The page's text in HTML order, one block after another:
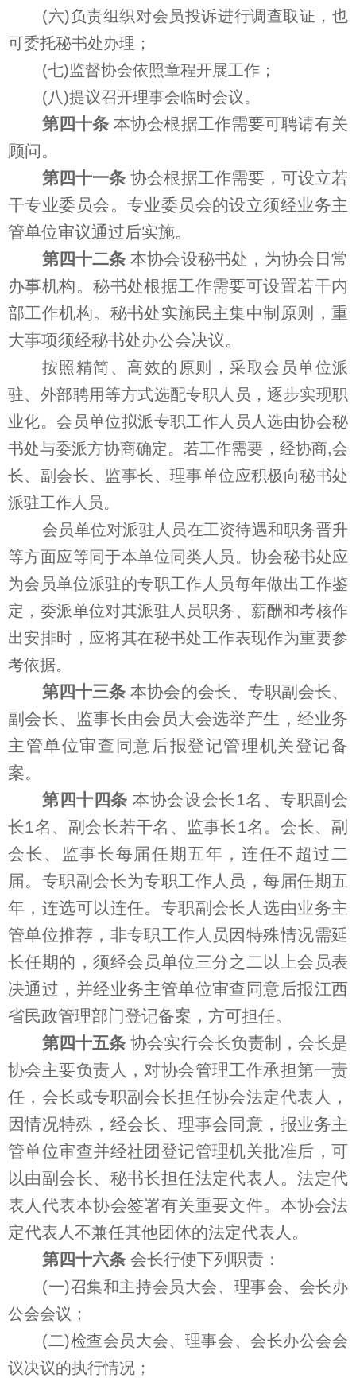
(六)负责组织对会员投诉进行调查取证，也
可委托秘书处办理；
(七)监督协会依照章程开展工作；
(八)提议召开理事会临时会议。
第四十条 本协会根据工作需要可聘请有关
顾问。
第四十一条协会根据工作需要，可设立若
干专业委员会。专业委员会的设立须经业务主
管单位审议通过后实施。
第四十二条 本协会设秘书处，为协会日常
办事机构。秘书处根据工作需要可设置若干内
部工作机构。秘书处实施民主集中制原则，重
大事项须经秘书处办公会决议。
按照精简、高效的原则，采取会员单位派
驻、外部聘用等方式选配专职人员，逐步实现职
业化。会员单位拟派专职工作人员人选由协会秘
书处与委派方协商确定。若工作需要，经协商,会
长、副会长、监事长、理事单位应积极向秘书处
派驻工作人员。
会员单位对派驻人员在工资待遇和职务晋升
等方面应等同于本单位同类人员。协会秘书处应
为会员单位派驻的专职工作人员每年做出工作鉴
定，委派单位对其派驻人员职务、薪酬和考核作
出安排时，应将其在秘书处工作表现作为重要参
考依据。
第四十三条 本协会的会长、专职副会长、
副会长、监事长由会员大会选举产生，经业务
主管单位审查同意后报登记管理机关登记备
案。
第四十四条 本协会设会长1名、专职副会
长1名、副会长若干名、监事长1名。会长、副
会长、监事长每届任期五年，连任不超过二
届。专职副会长为专职工作人员，每届任期五
年，连选可以连任。专职副会长人选由业务主
管单位推荐，非专职工作人员因特殊情况需延
长任期的，须经会员单位三分之二以上会员表
决通过，并经业务主管单位审查同意后报江西
省民政管理部门登记备案，方可担任。
第四十五条 协会实行会长负责制，会长是
协会主要负责人，对协会管理工作承担第一责
任，会长或专职副会长担任协会法定代表人，
因情况特殊，经会长、理事会同意，报业务主
管单位审查并经社团登记管理机关批准后，可
以由副会长、秘书长担任法定代表人。法定代
表人代表本协会签署有关重要文件。本协会法
定代表人不兼任其他团体的法定代表人。
第四十六条 会长行使下列职责：
(一)召集和主持会员大会、理事会、会长办
公会会议；
(二)检查会员大会、理事会、会长办公会会
议决议的执行情况；